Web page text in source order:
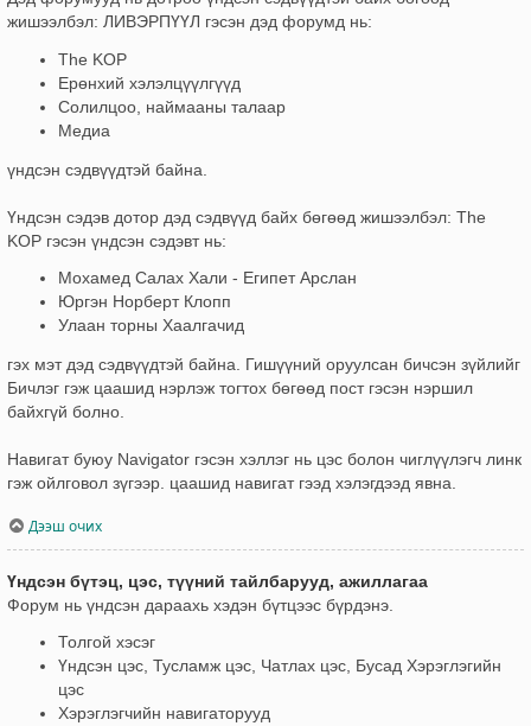
жишээлбэл: ЛИВЭРПҮҮЛ гэсэн дэд форумд нь:
The KOP
Ерөнхий хэлэлцүүлгүүд
Солилцоо, наймааны талаар
Медиа
үндсэн сэдвүүдтэй байна.
Үндсэн сэдэв дотор дэд сэдвүүд байх бөгөөд жишээлбэл: The
KOP гэсэн үндсэн сэдэвт нь:
Мохамед Салах Хали - Египет Арслан
Юргэн Норберт Клопп
Улаан торны Хаалгачид
гэх мэт дэд сэдвүүдтэй байна. Гишүүний оруулсан бичсэн зүйлийг
Бичлэг гэж цаашид нэрлэж тогтох бөгөөд пост гэсэн нэршил
байхгүй болно.
Навигат буюу Navigator гэсэн хэллэг нь цэс болон чиглүүлэгч линк
гэж ойлговол зүгээр. цаашид навигат гээд хэлэгдээд явна.
Дээш очих
Үндсэн бүтэц, цэс, түүний тайлбарууд, ажиллагаа
Форум нь үндсэн дараахь хэдэн бүтцээс бүрдэнэ.
Толгой хэсэг
Үндсэн цэс, Тусламж цэс, Чатлах цэс, Бусад Хэрэглэгийн
цэс
Хэрэглэгчийн навигаторууд